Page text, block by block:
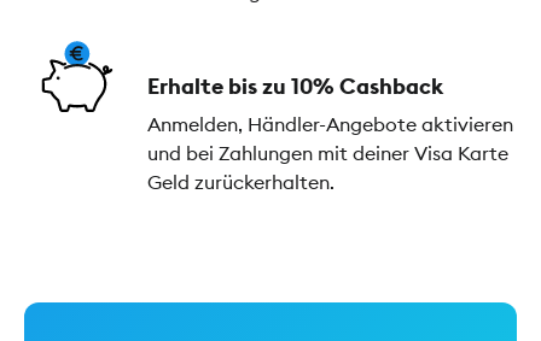
Erhalte bis zu 10% Cashback
Anmelden, Händler-Angebote aktivieren
und bei Zahlungen mit deiner Visa Karte
Geld zurückerhalten.